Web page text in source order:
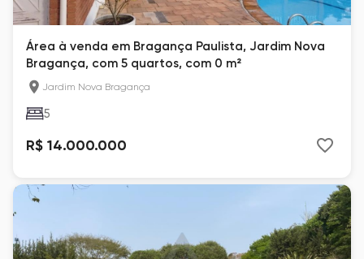
Área à venda em Bragança Paulista, Jardim Nova
Bragança, com 5 quartos, com 0 m²
Jardim Nova Bragança
5
R$ 14.000.000